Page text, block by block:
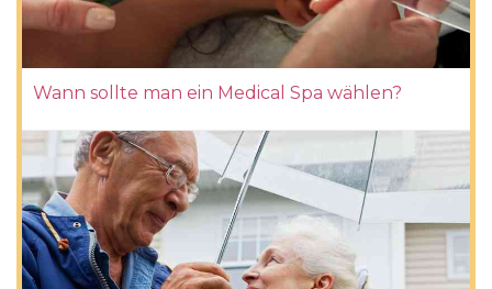
Wann sollte man ein Medical Spa wählen?